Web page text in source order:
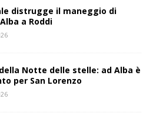
distrugge il maneggio di
a Roddi
Notte delle stelle: ad Alba è
per San Lorenzo